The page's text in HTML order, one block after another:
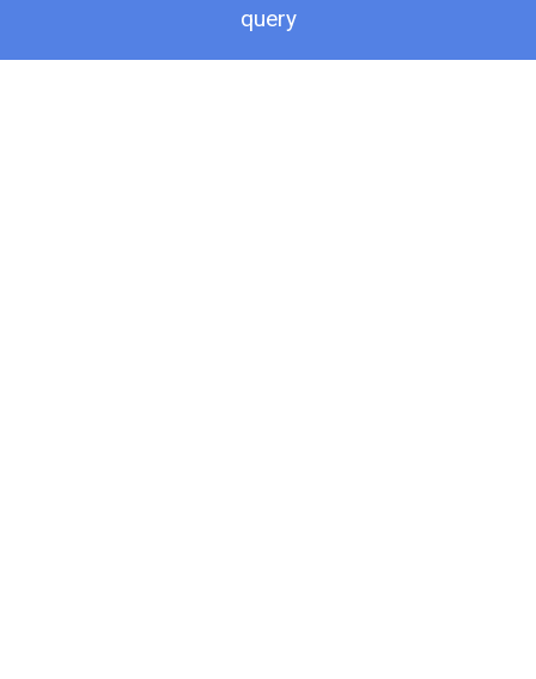
query